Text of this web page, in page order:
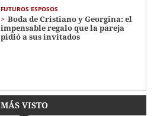
FUTUROS ESPOSOS
Boda de Cristiano y Georgina: el
impensable regalo que la pareja
pidió a sus invitados
MÁS VISTO